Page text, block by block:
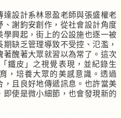
達設計系林恩盈老師與張盛權老
、謝鈞安創作，從社會設計角度
學興起，街上的公設施也逐一被
缺乏管理導致不受控、氾濫，
著醜著大眾就習以為常了。這次
鐵皮」之視覺表現，並紀錄生
，培養大眾的美感意識。透過
，且良好地傳遞訊息。也許當美
即使是微小細節，也會發現新的